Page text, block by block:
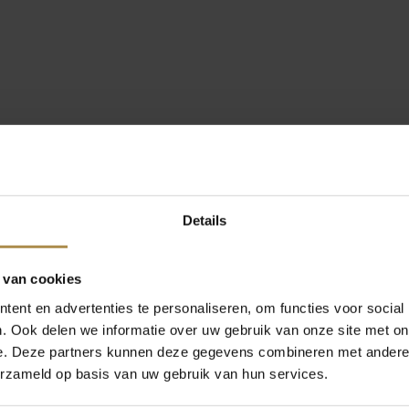
Details
cookies
en advertenties te personaliseren, om functies voor
Ook delen we informatie over uw gebruik van onze site met
Deze partners kunnen deze gegevens combineren met
op basis van uw gebruik van hun services.